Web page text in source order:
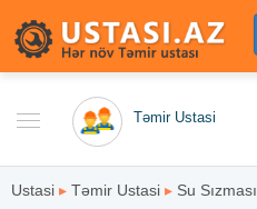
Təmir Ustasi
Ustasi ▸ Təmir Ustasi ▸ Su Sızması